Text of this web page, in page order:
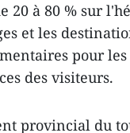
20 à 80 % sur
et les
pour
des visiteurs.
provincial du